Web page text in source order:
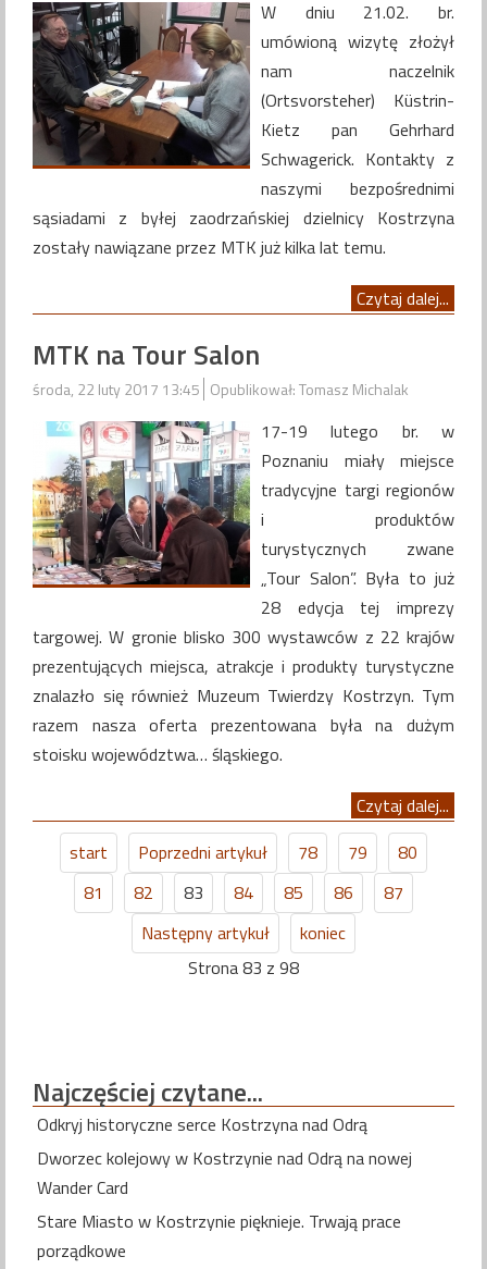
W dniu 21.02. br.
umówioną wizytę złożył
nam naczelnik
(Ortsvorsteher) Küstrin-
Kietz pan Gehrhard
Schwagerick. Kontakty z
naszymi bezpośrednimi
sąsiadami z byłej zaodrzańskiej dzielnicy Kostrzyna
zostały nawiązane przez MTK już kilka lat temu.
Czytaj dalej...
MTK na Tour Salon
środa, 22 luty 2017 13:45 Opublikował: Tomasz Michalak
17-19 lutego br. w
Poznaniu miały miejsce
tradycyjne targi regionów
i produktów
turystycznych zwane
„Tour Salon”. Była to już
28 edycja tej imprezy
targowej. W gronie blisko 300 wystawców z 22 krajów
prezentujących miejsca, atrakcje i produkty turystyczne
znalazło się również Muzeum Twierdzy Kostrzyn. Tym
razem nasza oferta prezentowana była na dużym
stoisku województwa… śląskiego.
Czytaj dalej...
start
Poprzedni artykuł 78 79
80
81
82 83 84 85 86
87
Następny artykuł
koniec
Strona 83 z 98
Najczęściejczytane...
Odkryj historyczne serce Kostrzyna nad Odrą
Dworzec kolejowy w Kostrzynie nad Odrą na nowej
Wander Card
Stare Miasto w Kostrzynie pięknieje. Trwają prace
porządkowe